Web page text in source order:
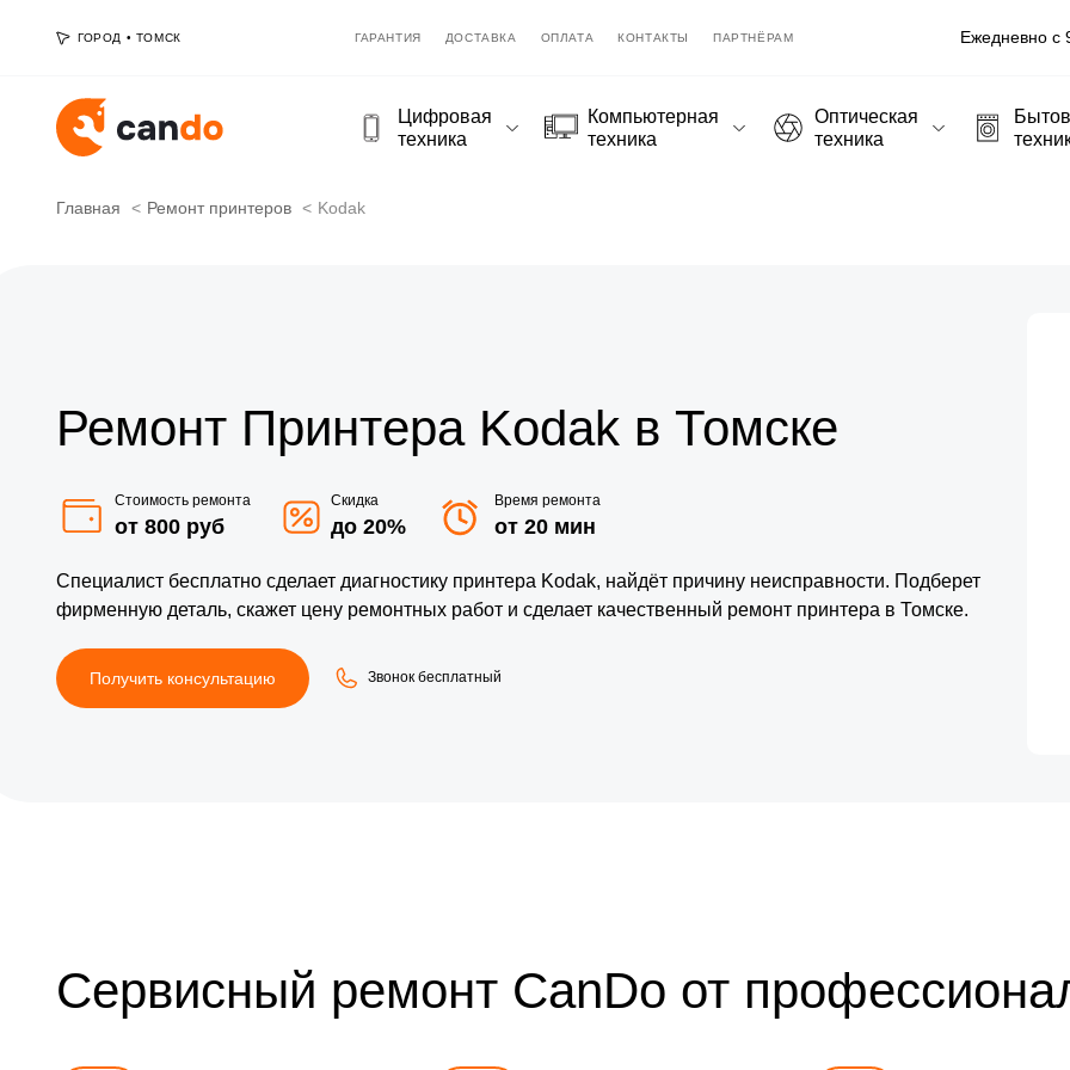
ГОРОД • ТОМСК ГАРАНТИЯ ДОСТАВКА ОПЛАТА КОНТАКТЫ ПАРТНЁРАМ Ежедневно с
Цифровая
техника
Компьютерная
техника
Оптическая
техника
Главная Ремонт принтеров Kodak
Ремонт Принтера Kodak в Томске
Стоимость ремонта
от 800 руб
Скидка
до 20%
Время ремонта
от 20 мин
Специалист бесплатно сделает диагностику принтера Kodak, найдёт причину неисправности. Подберет
фирменную деталь, скажет цену ремонтных работ и сделает качественный ремонт принтера в Томске.
Получить консультацию Звонок бесплатный
Сервисный ремонт CanDo от